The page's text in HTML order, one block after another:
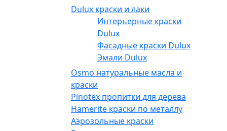
Dulux краски и лаки
Интерьерные краски
Dulux
Фасадные краски Dulux
Эмали Dulux
Osmo натуральные масла и
краски
Pinotex пропитки для дерева
Hamerite краски по металлу
Аэрозольные краски